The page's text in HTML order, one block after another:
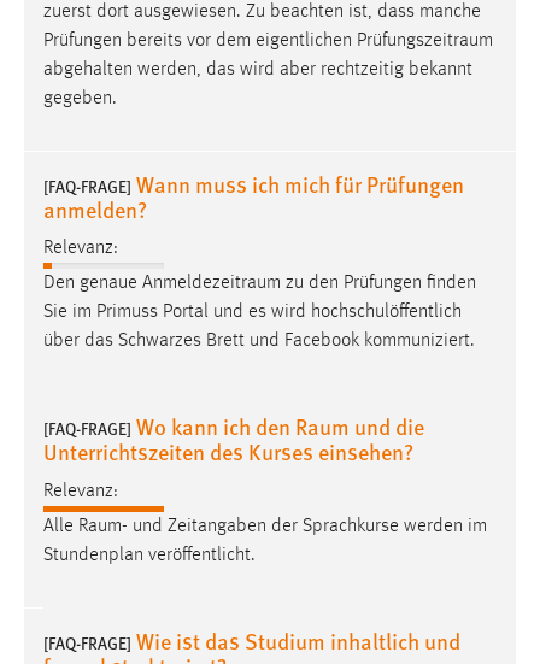
zuerst dort ausgewiesen. Zu beachten ist, dass manche
Prüfungen bereits vor dem eigentlichen Prüfungszeitraum
abgehalten werden, das wird aber rechtzeitig bekannt
gegeben.
[FAQ-FRAGE] Wann muss ich mich für Prüfungen
anmelden?
Relevanz:
Den genaue Anmeldezeitraum zu den Prüfungen finden
Sie im Primuss Portal und es wird hochschulöffentlich
über das Schwarzes Brett und Facebook kommuniziert.
[FAQ-FRAGE] Wo kann ich den Raum und die
Unterrichtszeiten des Kurses einsehen?
Relevanz:
Alle Raum- und Zeitangaben der Sprachkurse werden im
Stundenplan veröffentlicht.
[FAQ-FRAGE] Wie ist das Studium inhaltlich und
Name:
_pk_ref, _pk_cvar, _pk_id, _pk_ses
Zweck:
Max. 13 Monate
MARKETING
Marketing Cookies werden von Drittanbietern
hinweg verfolgen.
Name:
_gcl_au